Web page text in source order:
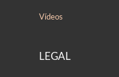
Vídeos
LEGAL